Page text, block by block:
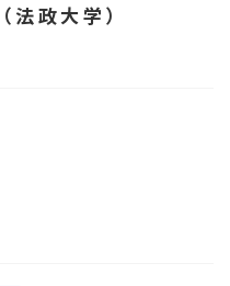
政大学）